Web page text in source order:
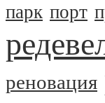
парк порт
реновация